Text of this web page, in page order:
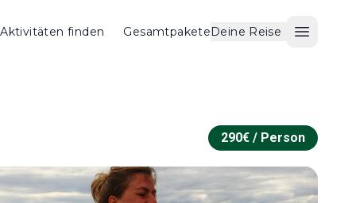
Aktivitäten finden GesamtpaketeDeine Reise
Menü
290€ / Person